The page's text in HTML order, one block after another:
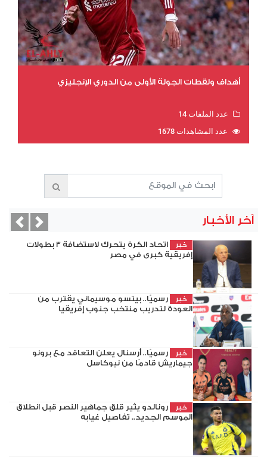
أهداف ولقطات الجولة الأولى من الدوري الإنجليزي
عدد الملفات 14
عدد المشاهدات 1678
آخر الأخبار
خبر
اتحاد الكرة يتحرك لاستضافة 3 بطولات
إفريقية كبرى في مصر
خبر
رسميًا.. بيتسو موسيماني يقترب من
العودة لتدريب منتخب جنوب إفريقيا
خبر
رسميًا.. أرسنال يعلن التعاقد مع برونو
جيماريش قادمًا من نيوكاسل
خبر
رونالدو يثير قلق جماهير النصر قبل انطلاق
الموسم الجديد.. تفاصيل غيابه
Next